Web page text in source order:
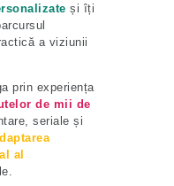
și îți
a viziunii
prin experiența
de mii de
seriale și
al